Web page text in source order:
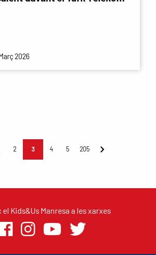
2026
2 3 4 5 205
el Kids&Us Manresa a les xarxes